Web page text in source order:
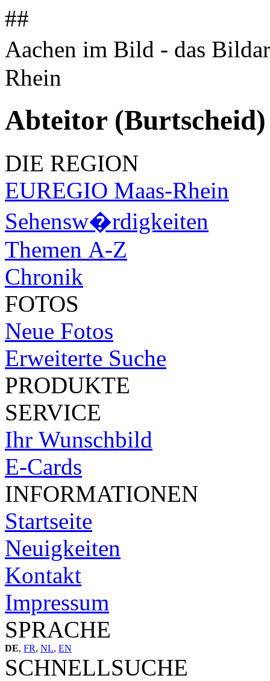
##
Aachen im Bild - das
Rhein
Abteitor (Burtscheid)
DIE REGION
EUREGIO Maas-Rhein
Sehensw�rdigkeiten
Themen A-Z
Chronik
FOTOS
Neue Fotos
Erweiterte Suche
PRODUKTE
SERVICE
Ihr Wunschbild
E-Cards
INFORMATIONEN
Startseite
Neuigkeiten
Kontakt
Impressum
SPRACHE
DE, FR, NL, EN
SCHNELLSUCHE